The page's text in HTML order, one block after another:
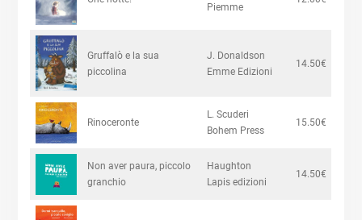
Piemme
Gruffalò e la sua
piccolina
J. Donaldson
Emme Edizioni
14.50€
Rinoceronte
L. Scuderi
Bohem Press
15.50€
Non aver paura, piccolo
granchio
Haughton
Lapis edizioni
14.50€